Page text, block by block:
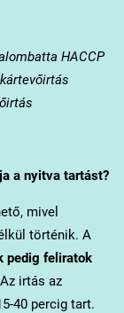
HACCP
a nyitva tartást?
mivel
történik. A
pedig feliratok
Az irtás az
40 percig tart.